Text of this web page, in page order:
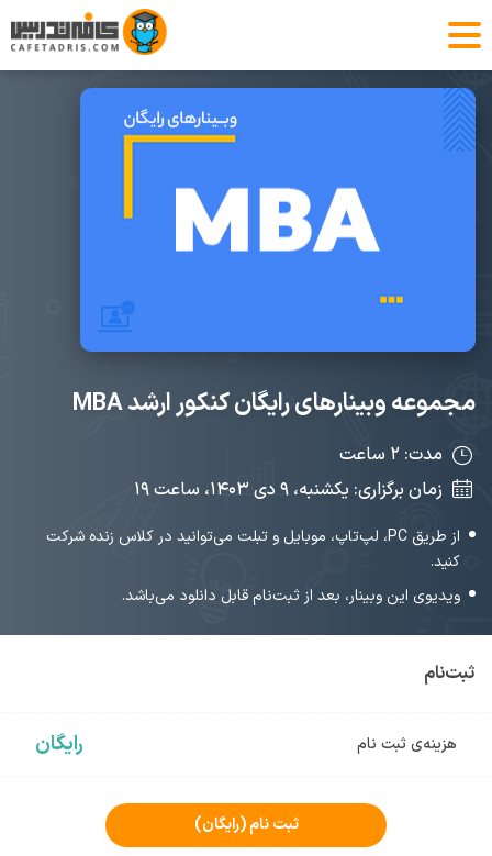
مجموعه وبینارهای رایگان کنکور ارشد MBA
مدت: ۲ ساعت
زمان برگزاری: یکشنبه، ۹ دی ۱۴۰۳، ساعت ۱۹
از طریق PC، لپ‌تاپ، موبایل و تبلت می‌توانید در کلاس زنده شرکت
کنید.
ویدیوی این وبینار، بعد از ثبت‌نام قابل دانلود می‌باشد.
ثبت‌نام
هزینه‌ی ثبت نام رایگان
ثبت نام(رایگان)